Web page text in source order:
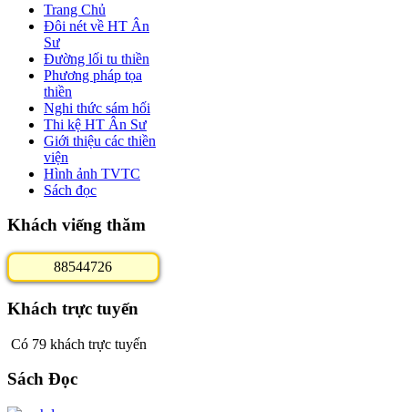
Trang Chủ
Đôi nét về HT Ân
Sư
Đường lối tu thiền
Phương pháp tọa
thiền
Nghi thức sám hối
Thi kệ HT Ân Sư
Giới thiệu các thiền
viện
Hình ảnh TVTC
Sách đọc
Khách viếng thăm
88544726
Khách trực tuyến
Có 79 khách trực tuyến
Sách Đọc